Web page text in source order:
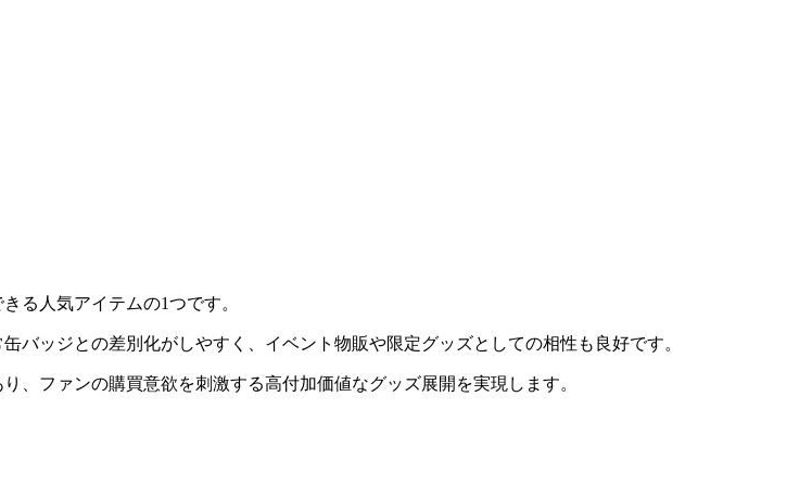
る人気アイテムの1つです。
ッジとの差別化がしやすく、イベント物販や限定グッズとしての相性も良好です。
、ファンの購買意欲を刺激する高付加価値なグッズ展開を実現します。